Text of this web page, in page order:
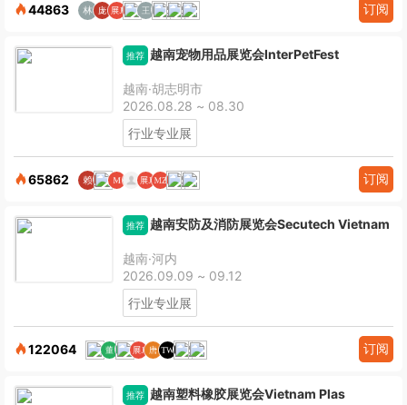
44863 订阅
推荐 越南宠物用品展览会InterPetFest
越南·胡志明市
2026.08.28 ~ 08.30
行业专业展
65862 订阅
推荐 越南安防及消防展览会Secutech Vietnam
越南·河内
2026.09.09 ~ 09.12
行业专业展
122064 订阅
推荐 越南塑料橡胶展览会Vietnam Plas